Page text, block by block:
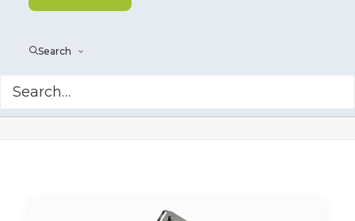
Search
Pottelaster
Home